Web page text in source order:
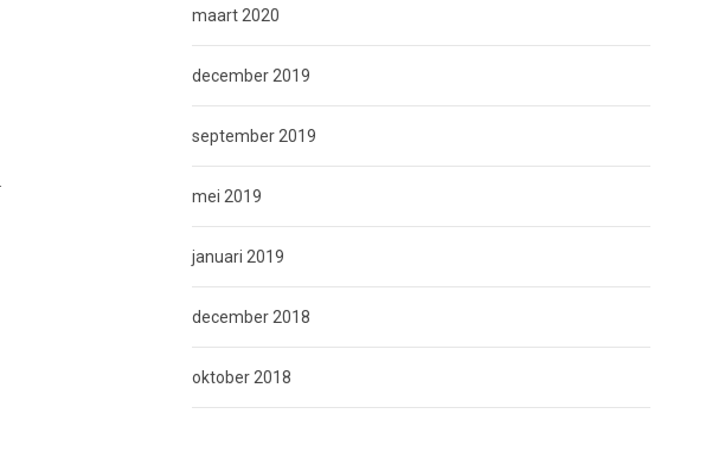
maart 2020
december 2019
september 2019
mei 2019
januari 2019
december 2018
oktober 2018